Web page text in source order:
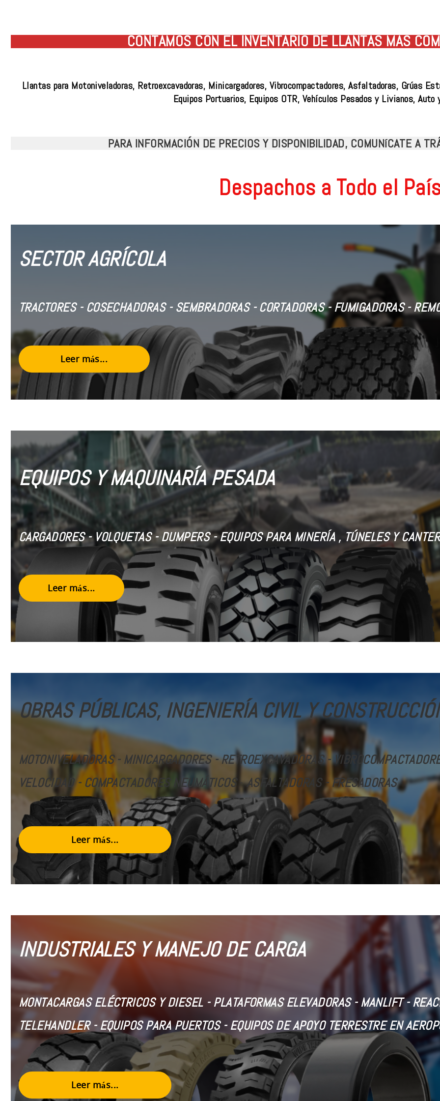
CONTAMOS CON EL INVENTARIO DE LLANTAS MÁS
Llantas para Motoniveladoras, Retroexcavadoras, Minicargadores, Vibrocompactadores, Asfaltadoras, Grúas
Equipos Portuarios, Equipos OTR, Vehículos Pesados y Livianos, Auto
PARA INFORMACIÓN DE PRECIOS Y DISPONIBILIDAD, COMUNíCATE A
Despachos a Todo el
SECTOR AGRÍCOLA
TRACTORES - COSECHADORAS - SEMBRADORAS - CORTADORAS - FUMIGADORAS -
Leer más...
EQUIPOS Y MAQUINARÍA PESADA
CARGADORES - VOLQUETAS - DUMPERS - EQUIPOS PARA MINERÍA , TÚNELES Y
Leer más...
OBRAS PÚBLICAS, INGENIERÍA CIVIL Y
MOTONIVELADORAS - MINICARGADORES - RETROEXCAVADORAS -
VELOCIDAD- COMPACTADORES NEUMÁTICOS -ASFALTADORAS - FRESADORAS
Leer más...
INDUSTRIALES Y MANEJO DE CARGA
MONTACARGAS ELÉCTRICOS Y DIESEL- PLATAFORMAS ELEVADORAS -MANLIFT -
TELEHANDLER - EQUIPOS PARA PUERTOS - EQUIPOS DE APOYO TERRESTRE EN
Leer más...